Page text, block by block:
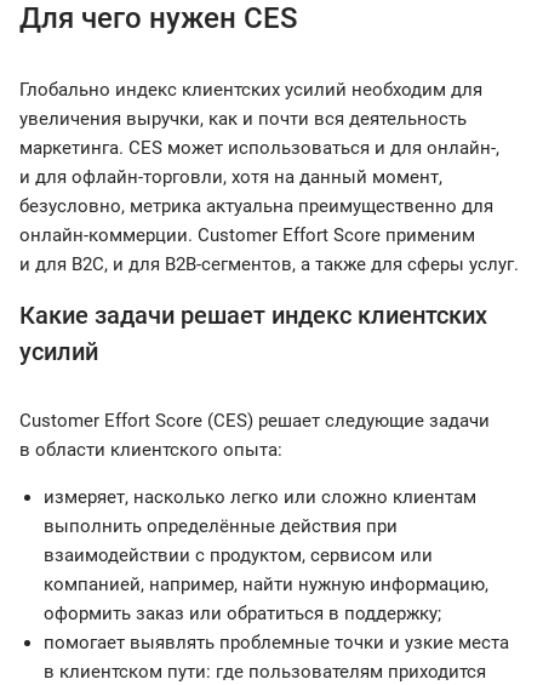
Для чего нужен CES
Глобально индекс клиентских усилий необходим для
увеличения выручки, как и почти вся деятельность
маркетинга. CES может использоваться и для онлайн-,
и для офлайн-торговли, хотя на данный момент,
безусловно, метрика актуальна преимущественно для
онлайн-коммерции. Customer Effort Score применим
и для B2C, и для B2B-сегментов, а также для сферы услуг.
Какие задачи решает индекс клиентских
усилий
Customer Effort Score (CES) решает следующие задачи
в области клиентского опыта:
измеряет, насколько легко или сложно клиентам
выполнить определённые действия при
взаимодействии с продуктом, сервисом или
компанией, например, найти нужную информацию,
оформить заказ или обратиться в поддержку;
помогает выявлять проблемные точки и узкие места
в клиентском пути: где пользователям приходится